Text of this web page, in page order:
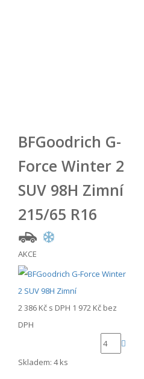
BFGoodrich G-
Force Winter 2
SUV 98H Zimní
215/65 R16
AKCE
2 386 Kč s DPH 1 972 Kč bez
DPH
Skladem: 4 ks